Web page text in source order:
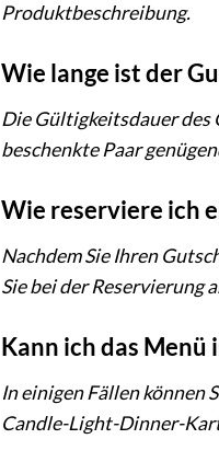
Produktbeschreibung.
Wie lange ist der
Die Gültigkeitsdauer des
beschenkte Paar
Wie reserviere ich
Nachdem Sie Ihren
Sie bei der Reservierung
Kann ich das Menü
In einigen Fällen können
Candle-Light-Dinner-